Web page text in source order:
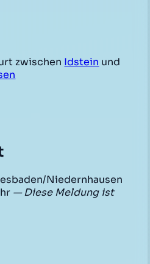
zwischen Idstein und
Niedernhausen
— Diese Meldung ist